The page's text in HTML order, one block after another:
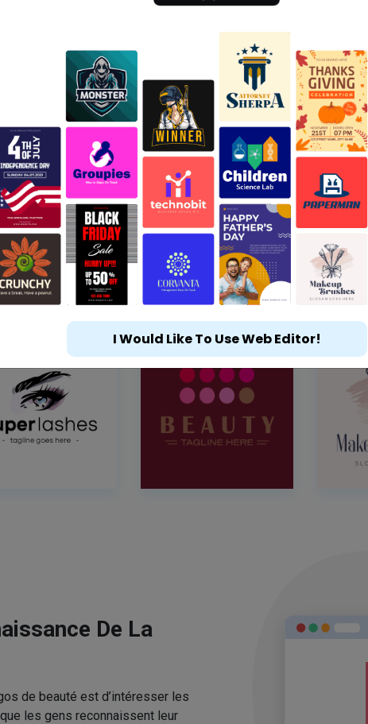
De La
de beauté est d’intéresser les
les gens reconnaissent leur
I Would Like To Use Web Editor!